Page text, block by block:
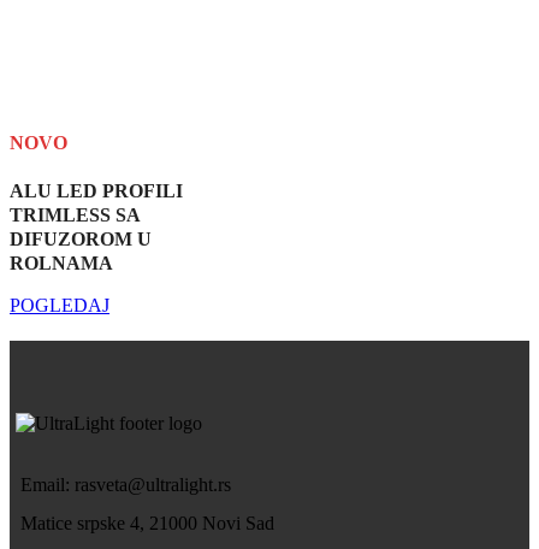
NOVO
ALU LED PROFILI
TRIMLESS SA
DIFUZOROM U
ROLNAMA
POGLEDAJ
Email: rasveta@ultralight.rs
Matice srpske 4, 21000 Novi Sad